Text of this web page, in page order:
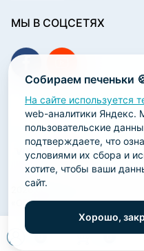
0 0
Собираем печеньки
На сайте используется
web-аналитики Яндекс.
пользовательские
подтверждаете, что
условиями их сбора и
хотите, чтобы ваши
сайт.
Хорошо,
МЫ В СОЦСЕТЯХ
ПОДПИСКА НА
2026 ООО «Научно-
«ОРТОДЕНТ»